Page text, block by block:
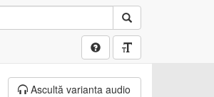
Ascultă varianta audio